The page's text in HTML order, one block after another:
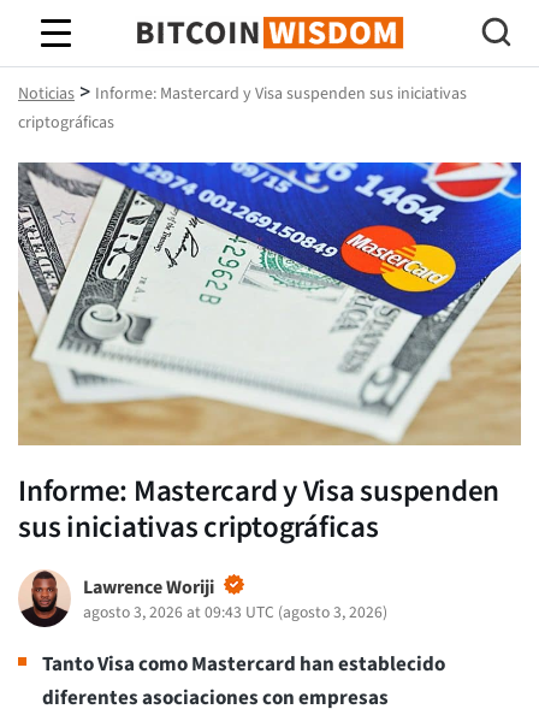
Sabiduría de Bitcoin
Noticias > Informe: Mastercard y Visa suspenden sus iniciativas
criptográficas
Informe: Mastercard y Visa suspenden
sus iniciativas criptográficas
Lawrence Woriji
agosto 3, 2026 at 09:43 UTC (agosto 3, 2026)
Tanto Visa como Mastercard han establecido
diferentes asociaciones con empresas